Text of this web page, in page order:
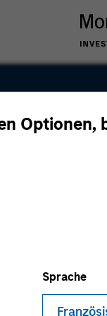
Optionen,
Sprache